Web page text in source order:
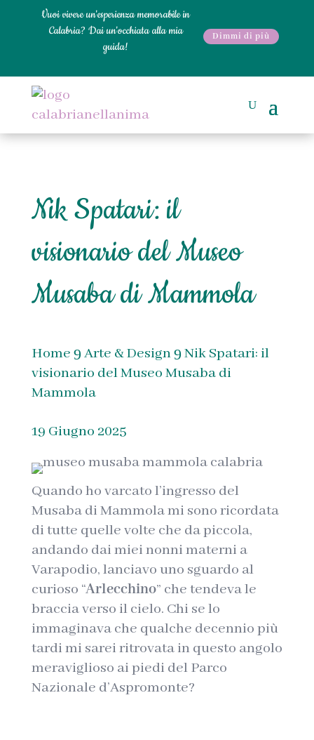
Vuoi vivere un'esperienza memorabile in
Calabria? Dai un'occhiata alla mia
guida!
Dimmi di più
Nik Spatari: il
visionario del Museo
Musaba di Mammola
Home 9 Arte & Design9 Nik Spatari: il
visionario del Museo Musaba di
Mammola
19 Giugno 2025
Quando ho varcato l’ingresso del
Musaba di Mammola mi sono ricordata
di tutte quelle volte che da piccola,
andando dai miei nonni materni a
Varapodio, lanciavo uno sguardo al
curioso “Arlecchino” che tendeva le
braccia verso il cielo. Chi se lo
immaginava che qualche decennio più
tardi mi sarei ritrovata in questo angolo
meraviglioso ai piedi del Parco
Nazionale d’Aspromonte?